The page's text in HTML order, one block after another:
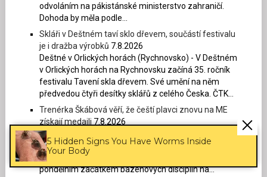
5 Hidden Signs You Have Worms Inside
Your Body
odvoláním na pákistánské ministerstvo zahraničí.
Dohoda by měla podle...
Skláři v Deštném taví sklo dřevem, součástí festivalu
je i dražba výrobků 7.8.2026
Deštné v Orlických horách (Rychnovsko) - V Deštném
v Orlických horách na Rychnovsku začíná 35. ročník
festivalu Tavení skla dřevem. Své umění na něm
předvedou čtyři desítky sklářů z celého Česka. ČTK...
Trenérka Škábová věří, že čeští plavci znovu na ME
získají medaili7.8.2026
Praha - Reprezentační šéftrenérka Petra Škábová
věří, že čeští plavci opět získají na mistrovství Evropy
medaili. Uvedla to na dnešní tiskové konferenci před
pondělním začátkem bazénových disciplín na...